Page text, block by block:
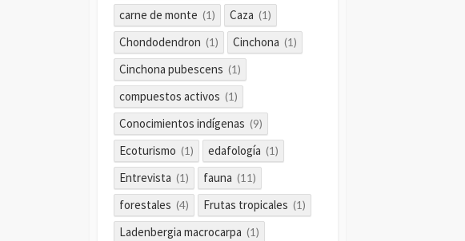
carne de monte (1) Caza (1)
Chondodendron (1) Cinchona (1)
Cinchona pubescens (1)
compuestos activos (1)
Conocimientos indígenas (9)
Ecoturismo (1) edafología (1)
Entrevista (1) fauna (11)
forestales (4) Frutas tropicales (1)
Ladenbergia macrocarpa (1)